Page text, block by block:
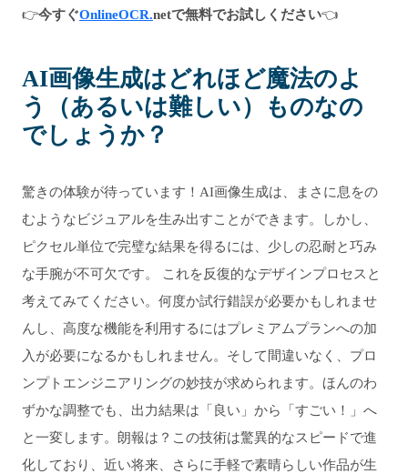
👉今すぐOnlineOCR.netで無料でお試しください👈
AI画像生成はどれほど魔法のよ
う（あるいは難しい）ものなの
でしょうか？
驚きの体験が待っています！AI画像生成は、まさに息をの
むようなビジュアルを生み出すことができます。しかし、
ピクセル単位で完璧な結果を得るには、少しの忍耐と巧み
な手腕が不可欠です。 これを反復的なデザインプロセスと
考えてみてください。何度か試行錯誤が必要かもしれませ
んし、高度な機能を利用するにはプレミアムプランへの加
入が必要になるかもしれません。そして間違いなく、プロ
ンプトエンジニアリングの妙技が求められます。ほんのわ
ずかな調整でも、出力結果は「良い」から「すごい！」へ
と一変します。朗報は？この技術は驚異的なスピードで進
化しており、近い将来、さらに手軽で素晴らしい作品が生